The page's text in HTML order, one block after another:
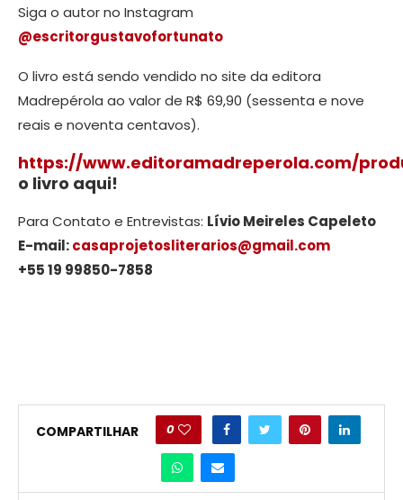
Siga o autor no Instagram
@escritorgustavofortunato
O livro está sendo vendido no site da editora
Madrepérola ao valor de R$ 69,90 (sessenta e nove
reais e noventa centavos).
https://www.editoramadreperola.com/
o livro aqui!
Para Contato e Entrevistas: Lívio Meireles Capeleto
E-mail:casaprojetosliterarios@gmail.com
+55 19 99850-7858
COMPARTILHAR 0